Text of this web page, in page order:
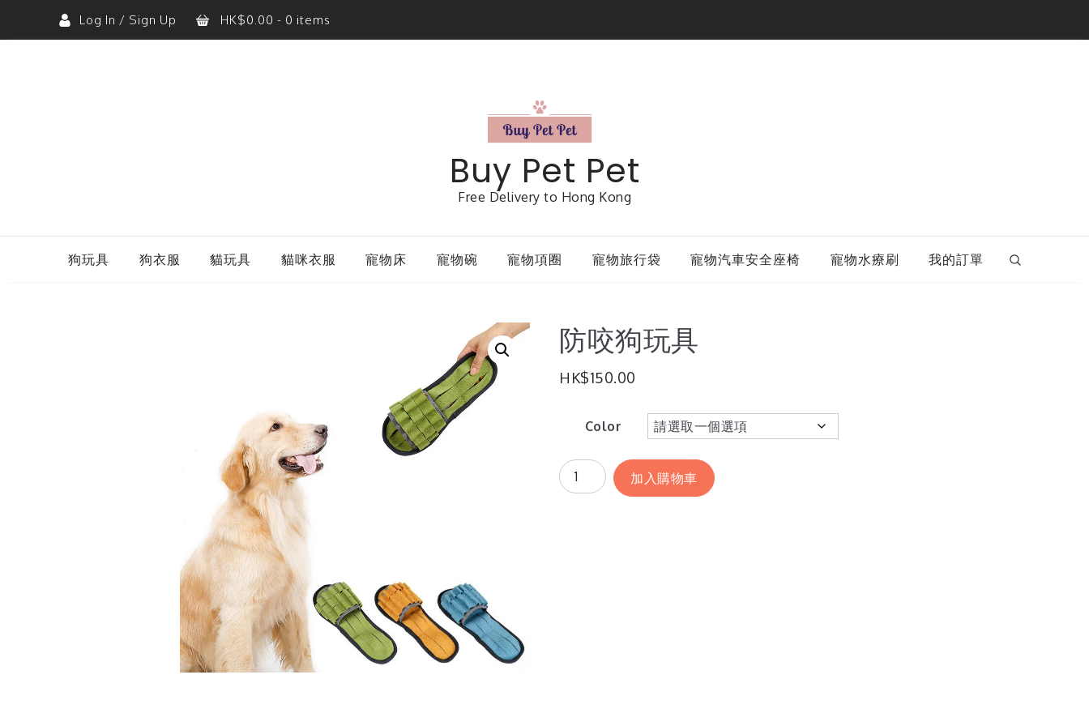
Log In / Sign Up HK$0.00 - 0 items
Buy Pet Pet
Free Delivery to Hong Kong
狗玩具 狗衣服 貓玩具 貓咪衣服 寵物床 寵物碗 寵物項圈 寵物旅行袋 寵物汽車安全座椅 寵物水療刷 我的訂單
防咬狗玩具
HK$150.00
Color
加入購物車